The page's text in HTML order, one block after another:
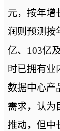
元，按年增
润则预测按
亿、103亿
时已拥有业
数据中心产
需求，认为
推动，但中